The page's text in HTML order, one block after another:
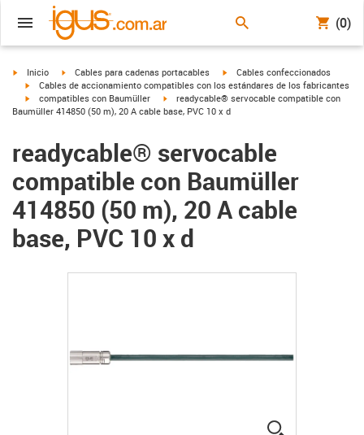
(0)
igus-icon-arrow-right
Inicio igus-icon-arrow-right
Cables para cadenas portacables igus-icon-arrow-right
Cables confeccionados
igus-icon-arrow-right
Cables de accionamiento compatibles con los estándares de los fabricantes
igus-icon-arrow-right
compatibles con Baumüller igus-icon-arrow-right
readycable® servocable compatible con
Baumüller 414850 (50 m), 20 A cable base, PVC 10 x d
readycable® servocable
compatible con Baumüller
414850 (50 m), 20 A cable
base, PVC 10 x d